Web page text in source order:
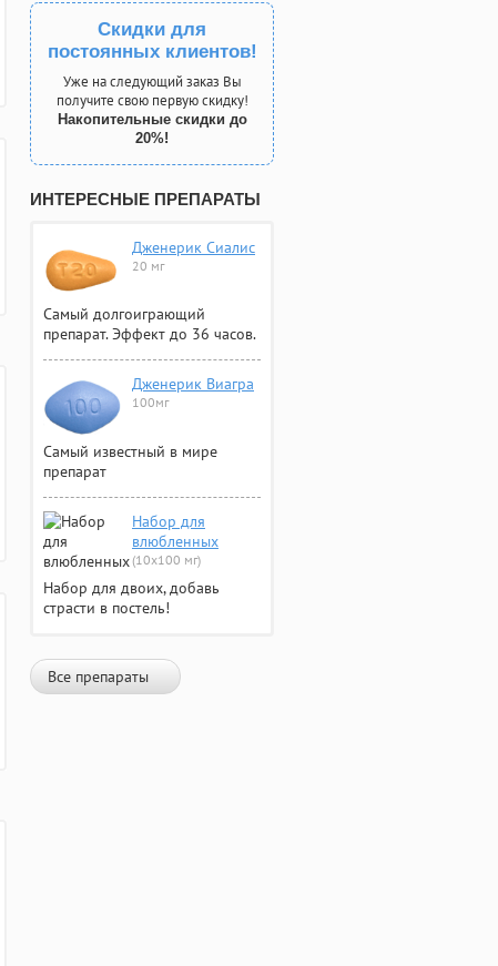
Скидки для
постоянных клиентов!
Уже на следующий заказ Вы
получите свою первую скидку!
Накопительные скидки до
20%!
ИНТЕРЕСНЫЕ ПРЕПАРАТЫ
Дженерик Сиалис
20 мг
Самый долгоиграющий
препарат. Эффект до 36 часов.
Дженерик Виагра
100мг
Самый известный в мире
препарат
Набор для
влюбленных
(10х100 мг)
Набор для двоих, добавь
страсти в постель!
Все препараты